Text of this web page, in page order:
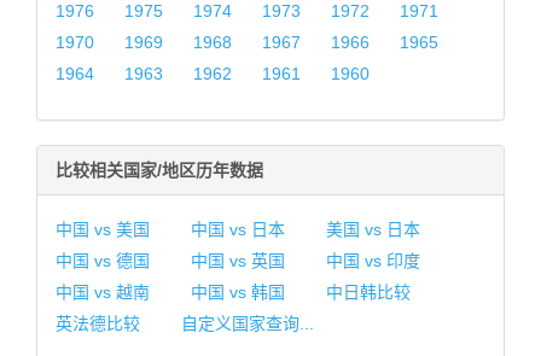
1976
1975 1974 1973 1972
1971
1970
1969 1968 1967 1966
1965
1964
1963 1962 1961 1960
比较相关国家/地区历年数据
中国 vs 美国 中国 vs 日本
美国 vs 日本
中国 vs 德国
中国 vs 英国
中国 vs 印度
中国 vs 越南
中国 vs 韩国
中日韩比较
英法德比较
自定义国家查询...